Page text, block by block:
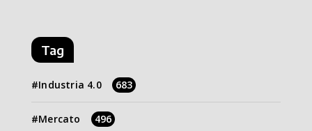
Tag
Industria 4.0 683
Mercato 496